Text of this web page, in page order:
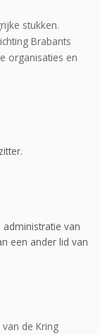
stukken.
Brabants
organisaties en
van
een ander lid van
de Kring